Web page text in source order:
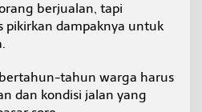
berjualan, tapi
pikirkan dampaknya untuk
tahun warga harus
dan kondisi jalan yang